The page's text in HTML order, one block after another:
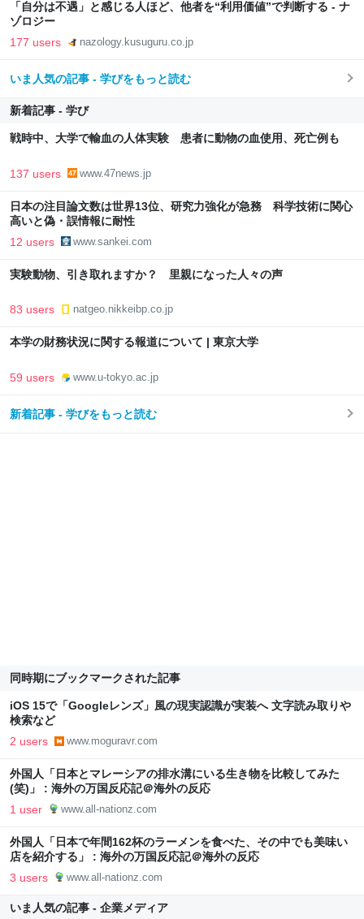
「自分は不遇」と感じる人ほど、他者を“利用価値”で判断する - ナ
ゾロジー
177 users nazology.kusuguru.co.jp
いま人気の記事 - 学びをもっと読む
新着記事 - 学び
戦時中、大学で輸血の人体実験 患者に動物の血使用、死亡例も
137 users www.47news.jp
日本の注目論文数は世界13位、研究力強化が急務 科学技術に関心
高いと偽・誤情報に耐性
12 users www.sankei.com
実験動物、引き取れますか？ 里親になった人々の声
83 users natgeo.nikkeibp.co.jp
本学の財務状況に関する報道について | 東京大学
59 users www.u-tokyo.ac.jp
新着記事 - 学びをもっと読む
同時期にブックマークされた記事
iOS 15で「Googleレンズ」風の現実認識が実装へ 文字読み取りや
検索など
2 users www.moguravr.com
外国人「日本とマレーシアの排水溝にいる生き物を比較してみた
(笑)」 : 海外の万国反応記＠海外の反応
1 user www.all-nationz.com
外国人「日本で年間162杯のラーメンを食べた、その中でも美味い
店を紹介する」 : 海外の万国反応記＠海外の反応
3 users www.all-nationz.com
いま人気の記事 - 企業メディア